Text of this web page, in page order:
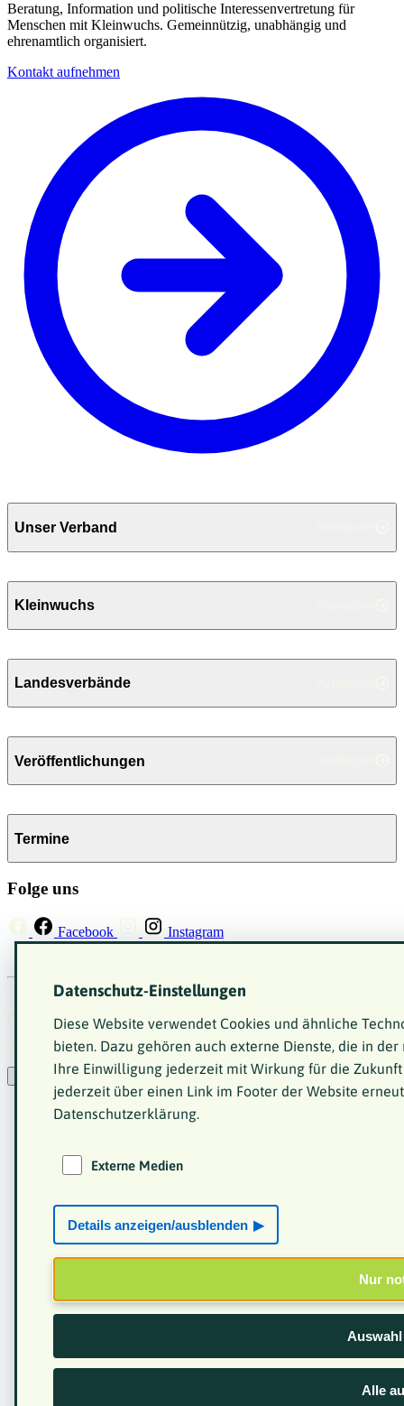
Beratung, Information und politische Interessenvertretung für
Menschen mit Kleinwuchs. Gemeinnützig, unabhängig und
ehrenamtlich organisiert.
Kontakt aufnehmen
Unser Verband
Kleinwuchs
Landesverbände
Veröffentlichungen
Termine
Folge uns
Facebook Instagram
Copyright 2026 © www.kleinwuchs.de
VKM - Bundesselbsthilfeverband kleinwüchsiger Menschen e.V. - gemeinnützig
Cookie-Einstellungen Barrierefreiheitserklärung Datenschutz Impressum
Datenschutz-Einstellungen
Diese Website verwendet Cookies und ähnliche
bieten. Dazu gehören auch externe Dienste, die in
Ihre Einwilligung jederzeit mit Wirkung für die
jederzeit über einen Link im Footer der Website
Datenschutzerklärung.
Externe Medien
Details anzeigen/ausblenden
Nur
Alle